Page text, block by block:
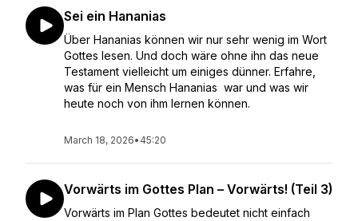
Sei ein Hananias
Über Hananias können wir nur sehr wenig im Wort
Gottes lesen. Und doch wäre ohne ihn das neue
Testament vielleicht um einiges dünner. Erfahre,
was für ein Mensch Hananias war und was wir
heute noch von ihm lernen können.
March 18, 2026• 45:20
Vorwärts im Gottes Plan – Vorwärts! (Teil 3)
Vorwärts im Plan Gottes bedeutet nicht einfach